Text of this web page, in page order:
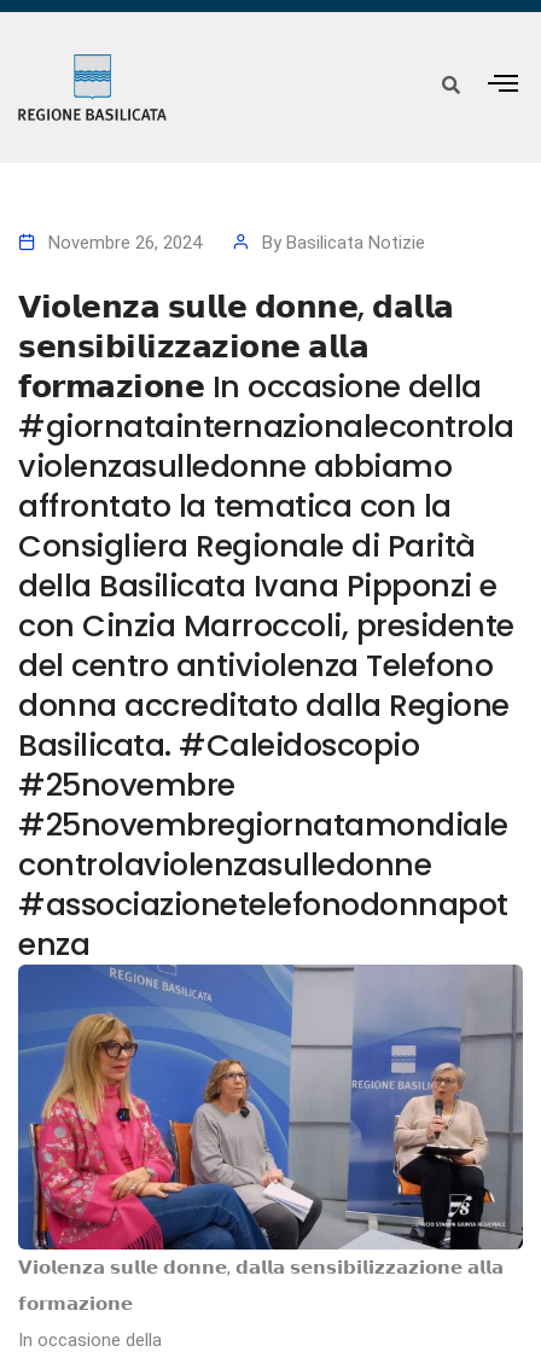
Novembre 26, 2024 By Basilicata Notizie
𝗩𝗶𝗼𝗹𝗲𝗻𝘇𝗮 𝘀𝘂𝗹𝗹𝗲 𝗱𝗼𝗻𝗻𝗲, 𝗱𝗮𝗹𝗹𝗮
𝘀𝗲𝗻𝘀𝗶𝗯𝗶𝗹𝗶𝘇𝘇𝗮𝘇𝗶𝗼𝗻𝗲 𝗮𝗹𝗹𝗮
𝗳𝗼𝗿𝗺𝗮𝘇𝗶𝗼𝗻𝗲 In occasione della
#giornatainternazionalecontrola
violenzasulledonne abbiamo
affrontato la tematica con la
Consigliera Regionale di Parità
della Basilicata Ivana Pipponzi e
con Cinzia Marroccoli, presidente
del centro antiviolenza Telefono
donna accreditato dalla Regione
Basilicata. #Caleidoscopio
#25novembre
#25novembregiornatamondiale
controlaviolenzasulledonne
#associazionetelefonodonnapot
enza
𝗩𝗶𝗼𝗹𝗲𝗻𝘇𝗮 𝘀𝘂𝗹𝗹𝗲 𝗱𝗼𝗻𝗻𝗲, 𝗱𝗮𝗹𝗹𝗮 𝘀𝗲𝗻𝘀𝗶𝗯𝗶𝗹𝗶𝘇𝘇𝗮𝘇𝗶𝗼𝗻𝗲 𝗮𝗹𝗹𝗮
𝗳𝗼𝗿𝗺𝗮𝘇𝗶𝗼𝗻𝗲
In occasione della